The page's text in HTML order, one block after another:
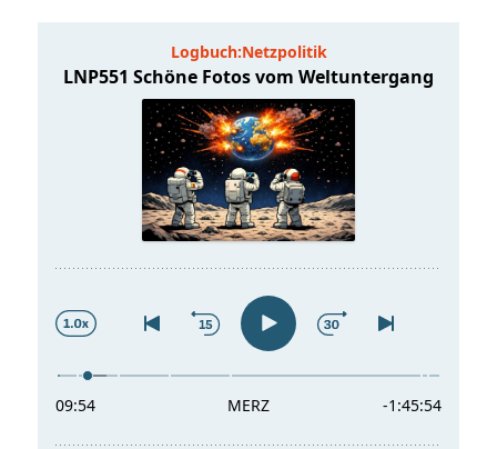
n
g
e
n